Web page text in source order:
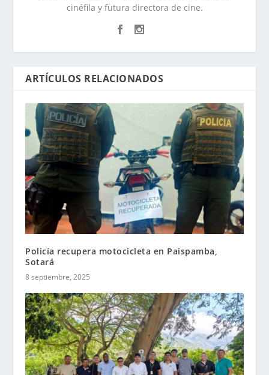
cinéfila y futura directora de cine.
ARTÍCULOS RELACIONADOS
Policía recupera motocicleta en Paispamba,
Sotará
8 septiembre, 2025